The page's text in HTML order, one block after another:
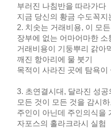
부러진 나침반을 따라가다
지금 당신의 황금 수도꼭
2. 치솟는 거래비용, 이 모
장부에 없는 어마어마한 소
거래비용이 기둥뿌리 갉아
깨진 항아리에 물 붓기
목적이 사라진 곳에 탐욕이
3. 초연결시대, 달라진 성공
모든 것이 모든 것을 감시
주인이 아닌데 주인의식을
자포스의 홀라크라시 실험